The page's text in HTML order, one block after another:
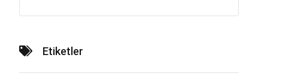
Etiketler